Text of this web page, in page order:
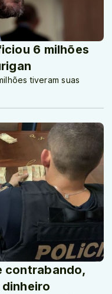
6 milhões
tiveram suas
contrabando,